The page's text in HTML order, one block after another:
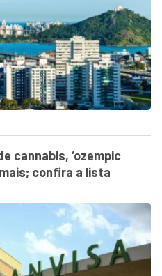
cannabis, ‘ozempic
confira a lista